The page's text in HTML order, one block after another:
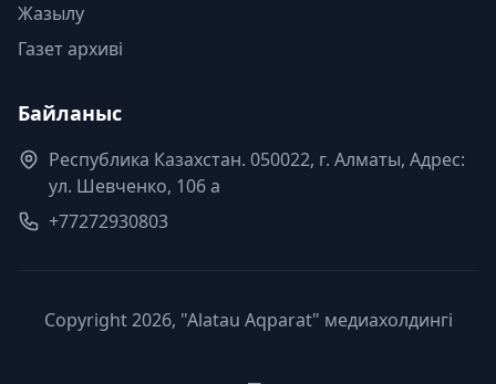
Жазылу
Газет архиві
Байланыс
Республика Казахстан. 050022, г. Алматы, Адрес:
ул. Шевченко, 106 а
+77272930803
Copyright 2026, "Alatau Aqparat" медиахолдингі